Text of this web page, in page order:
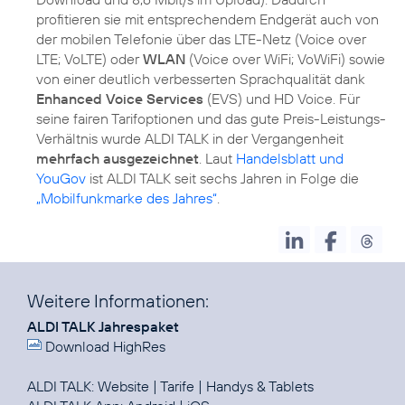
profitieren sie mit entsprechendem Endgerät auch von
der mobilen Telefonie über das LTE-Netz (Voice over
LTE; VoLTE) oderWLAN (Voice over WiFi; VoWiFi) sowie
von einer deutlich verbesserten Sprachqualität dank
Enhanced Voice Services (EVS) und HD Voice. Für
seine fairen Tarifoptionen und das gute Preis-Leistungs-
Verhältnis wurde ALDI TALK in der Vergangenheit
mehrfach ausgezeichnet . Laut Handelsblatt und
YouGov ist ALDI TALK seit sechs Jahren in Folge die
„Mobilfunkmarke des Jahres“
Weitere Informationen:
ALDI TALK Jahrespaket
Download HighRes
ALDI TALK: Website | Tarife | Handys & Tablets